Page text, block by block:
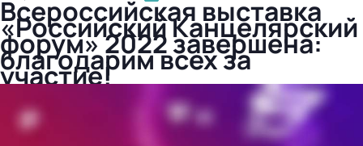
Всероссийская выставка
«Российский Канцелярский
форум» 2022 завершена:
благодарим всех за
участие!